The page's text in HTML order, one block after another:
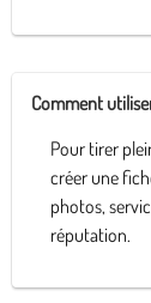
Comment
Pour tirer
créer une
photos,
réputation.